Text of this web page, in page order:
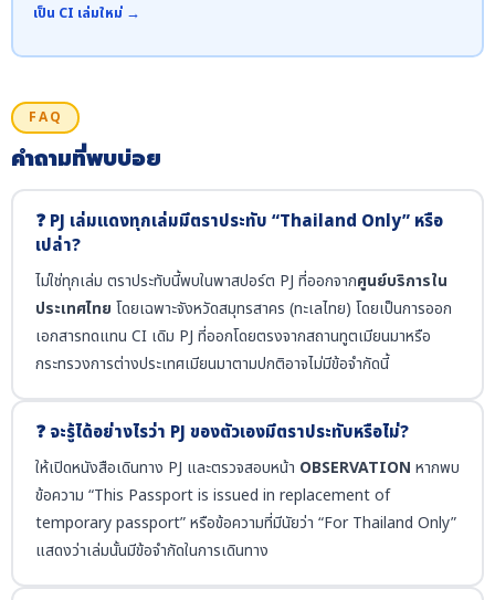
เป็น CI เล่มใหม่ →
FAQ
คำถามที่พบบ่อย
❓ PJ เล่มแดงทุกเล่มมีตราประทับ “Thailand Only” หรือ
เปล่า?
ไม่ใช่ทุกเล่ม ตราประทับนี้พบในพาสปอร์ต PJ ที่ออกจากศูนย์บริการใน
ประเทศไทย โดยเฉพาะจังหวัดสมุทรสาคร (ทะเลไทย) โดยเป็นการออก
เอกสารทดแทน CI เดิม PJ ที่ออกโดยตรงจากสถานทูตเมียนมาหรือ
กระทรวงการต่างประเทศเมียนมาตามปกติอาจไม่มีข้อจำกัดนี้
❓ จะรู้ได้อย่างไรว่า PJ ของตัวเองมีตราประทับหรือไม่?
ให้เปิดหนังสือเดินทาง PJ และตรวจสอบหน้า OBSERVATION หากพบ
ข้อความ “This Passport is issued in replacement of
temporary passport” หรือข้อความที่มีนัยว่า “For Thailand Only”
แสดงว่าเล่มนั้นมีข้อจำกัดในการเดินทาง